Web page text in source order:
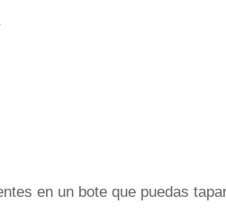
en un bote que puedas